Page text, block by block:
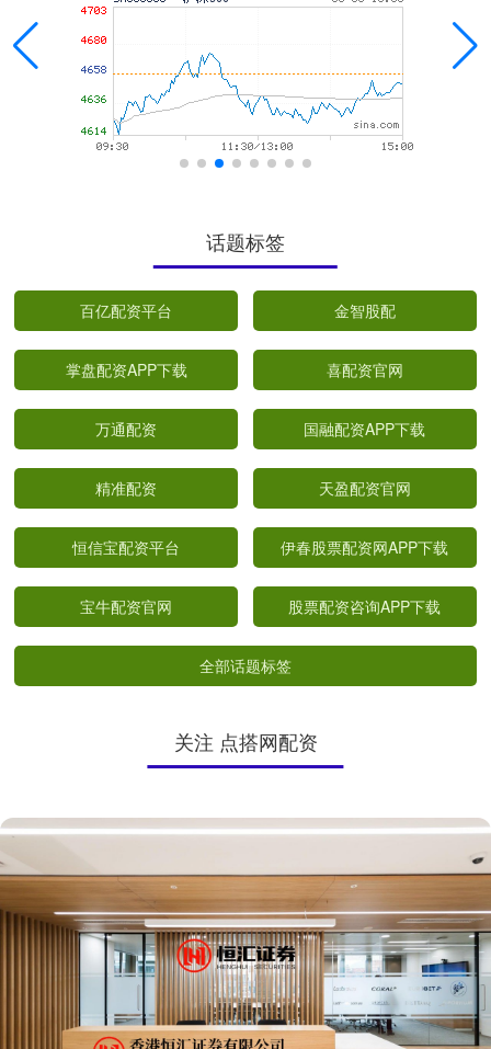
话题标签
百亿配资平台 金智股配
掌盘配资APP下载 喜配资官网
万通配资 国融配资APP下载
精准配资 天盈配资官网
恒信宝配资平台 伊春股票配资网APP下载
宝牛配资官网 股票配资咨询APP下载
全部话题标签
关注 点搭网配资